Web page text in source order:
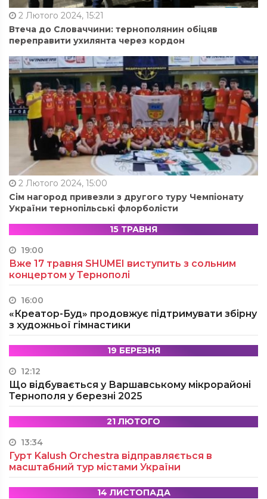
2 Лютого 2024, 15:21
Втеча до Словаччини: тернополянин обіцяв
переправити ухилянта через кордон
2 Лютого 2024, 15:00
Сім нагород привезли з другого туру Чемпіонату
України тернопільські флорболісти
15 ТРАВНЯ
19:00
Вже 17 травня SHUMEI виступить з сольним
концертом у Тернополі
16:00
«Креатор-Буд» продовжує підтримувати збірну
з художньої гімнастики
19 БЕРЕЗНЯ
12:12
Що відбувається у Варшавському мікрорайоні
Тернополя у березні 2025
21 ЛЮТОГО
13:34
Гурт Kalush Orchestra відправляється в
масштабний тур містами України
14 ЛИСТОПАДА